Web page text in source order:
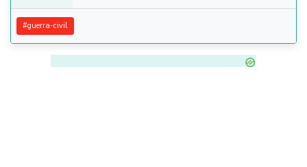
#guerra-civil